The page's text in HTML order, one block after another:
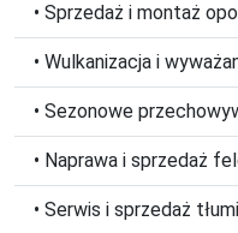
• Sprzedaż i montaż
• Wulkanizacja i
• Sezonowe
• Naprawa i sprzedaż
• Serwis i sprzedaż